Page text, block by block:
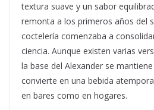
textura suave y un sabor
remonta a los primeros años del
coctelería comenzaba a
ciencia. Aunque existen varias
la base del Alexander se
convierte en una bebida
en bares como en hogares.